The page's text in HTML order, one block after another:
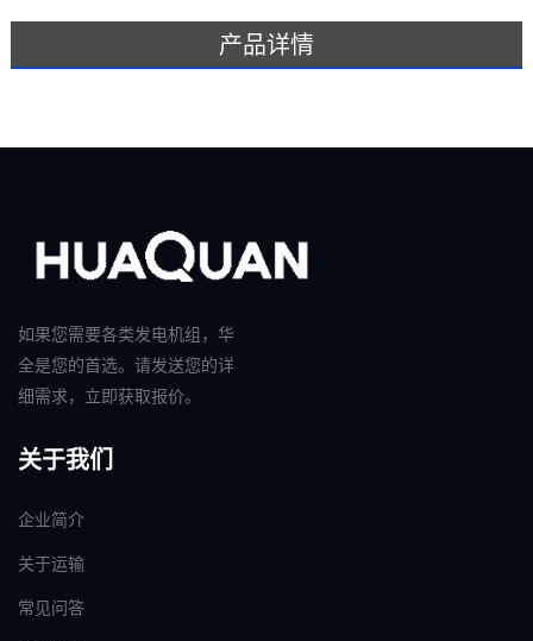
产品详情
如果您需要各类发电机组，华
全是您的首选。请发送您的详
细需求，立即获取报价。
关于我们
企业简介
关于运输
常见问答